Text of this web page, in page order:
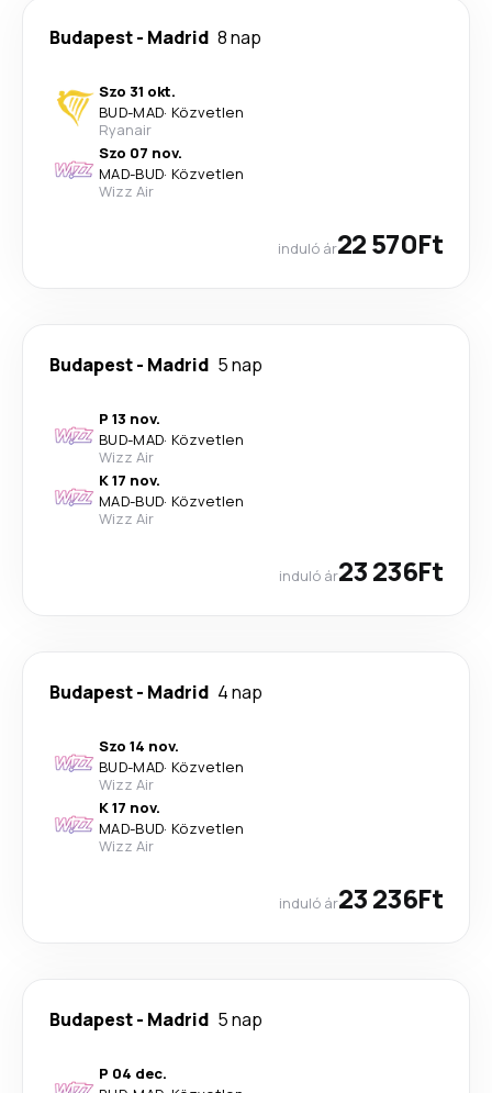
Budapest- Madrid 8 nap
Szo 31 okt.
BUD-MAD· Közvetlen
Ryanair
Szo 07 nov.
MAD-BUD· Közvetlen
Wizz Air
induló ár22 570Ft
Budapest- Madrid 5 nap
P 13 nov.
BUD-MAD· Közvetlen
Wizz Air
K 17 nov.
MAD-BUD· Közvetlen
Wizz Air
induló ár23 236Ft
Budapest- Madrid 4 nap
Szo 14 nov.
BUD-MAD· Közvetlen
Wizz Air
K 17 nov.
MAD-BUD· Közvetlen
Wizz Air
induló ár23 236Ft
Budapest- Madrid 5 nap
P 04 dec.